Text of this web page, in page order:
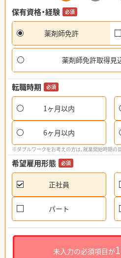
保有資格・経験
必須
薬剤師免許
薬剤師免許取得見
転職時期 必須
1ヶ月以内
6ヶ月以内
※ダブルワークをお考えの方は、就業開始時期の
希望雇用形態 必須
正社員
パート
未入力の必須項目が